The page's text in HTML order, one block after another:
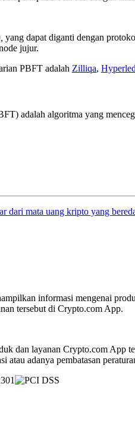
yang dapat diganti dengan
jujur.
PBFT adalah Zilliqa,
adalah algoritma yang
dari mata uang kripto yang
informasi mengenai
tersebut di Crypto.com App.
dan layanan Crypto.com App
atau adanya pembatasan